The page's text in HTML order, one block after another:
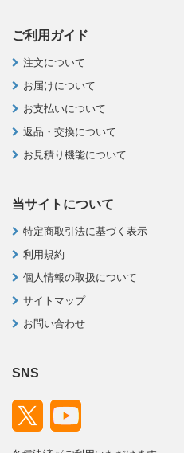
ご利用ガイド
注文について
お届けについて
お支払いについて
返品・交換について
お見積り機能について
当サイトについて
特定商取引法に基づく表示
利用規約
個人情報の取扱について
サイトマップ
お問い合わせ
SNS